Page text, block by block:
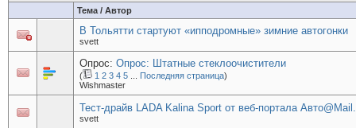
Тема / Автор
В Тольятти стартуют «ипподромные» зимние автогонки
svett
Опрос: Опрос: Штатные стеклоочистители
( 1 2 3 4 5 Последняя страница)
Wishmaster
Тест-драйв LADA Kalina Sport от веб-портала
svett